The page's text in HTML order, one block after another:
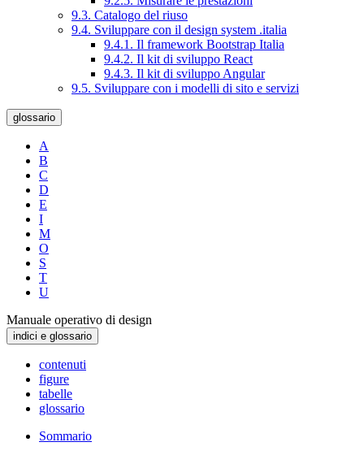
9.3. Catalogo del riuso
9.4. Sviluppare con il design system .italia
9.4.1. Il framework Bootstrap Italia
9.4.2. Il kit di sviluppo React
9.4.3. Il kit di sviluppo Angular
9.5. Sviluppare con i modelli di sito e servizi
glossario
A
B
C
D
E
I
M
O
S
T
U
Manuale operativo di design
indici e glossario
contenuti
figure
tabelle
glossario
Sommario